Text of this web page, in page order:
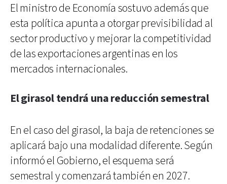
El ministro de Economía sostuvo además que
esta política apunta a otorgar previsibilidad al
sector productivo y mejorar la competitividad
de las exportaciones argentinas en los
mercados internacionales.
El girasol tendrá una reducción semestral
En el caso del girasol, la baja de retenciones se
aplicará bajo una modalidad diferente. Según
informó el Gobierno, el esquema será
semestral y comenzará también en 2027.